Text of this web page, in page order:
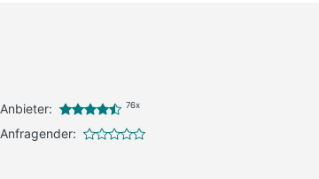
Anbieter: 76x
Anfragender: